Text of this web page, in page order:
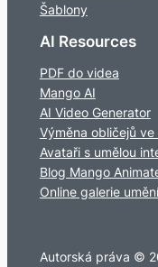
Šablony
AI Resources
PDF do videa
Mango AI
AI Video Generator
Výměna obličejů ve
Avataři s umělou
Blog Mango
Online galerie umění
Autorská práva ©